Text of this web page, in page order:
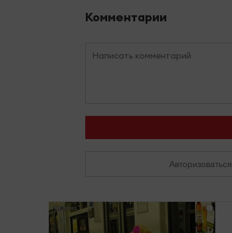
Комментарии
Авторизоваться
i